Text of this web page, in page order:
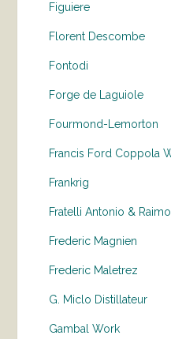
Figuiere
Florent Descombe
Fontodi
Forge de Laguiole
Fourmond-Lemorton
Francis Ford Coppola
Frankrig
Fratelli Antonio &
Frederic Magnien
Frederic Maletrez
G. Miclo Distillateur
Gambal Work